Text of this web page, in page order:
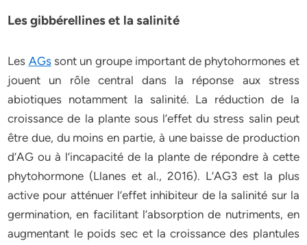
Les gibbérellines et la salinité
Les AGssont un groupe important de phytohormones et
jouent un rôle central dans la réponse aux stress
abiotiques notamment la salinité. La réduction de la
croissance de la plante sous l’effet du stress salin peut
être due, du moins en partie, à une baisse de production
d’AG ou à l’incapacité de la plante de répondre à cette
phytohormone (Llanes et al., 2016). L’AG3 est la plus
active pour atténuer l’effet inhibiteur de la salinité sur la
germination, en facilitant l’absorption de nutriments, en
augmentant le poids sec et la croissance des plantules